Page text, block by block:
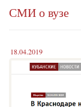
СМИ о вузе
18.04.2019